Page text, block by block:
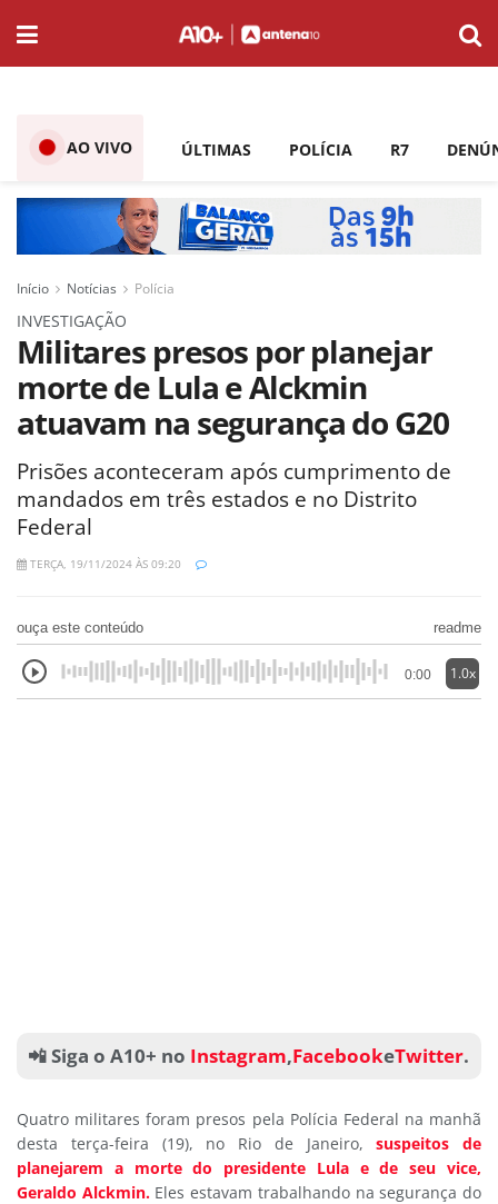
AO VIVO ÚLTIMAS POLÍCIA R7
Início Notícias Polícia
INVESTIGAÇÃO
Militares presos por planejar
morte de Lula e Alckmin
atuavam na segurança do G20
Prisões aconteceram após cumprimento de
mandados em três estados e no Distrito
Federal
TERÇA, 19/11/2024 ÀS 09:20
ouça este conteúdo readme
0:00 1.0x
📲 Siga o A10+ no Instagram,FacebookeTwitter.
Quatro militares foram presos pela Polícia Federal na manhã
desta terça-feira (19), no Rio de Janeiro,suspeitos de
planejarem a morte do presidente Lula e de seu vice,
Geraldo Alckmin. Eles estavam trabalhando na segurança do